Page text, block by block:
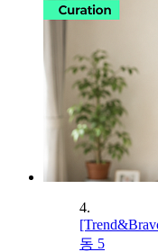
4.
동 5